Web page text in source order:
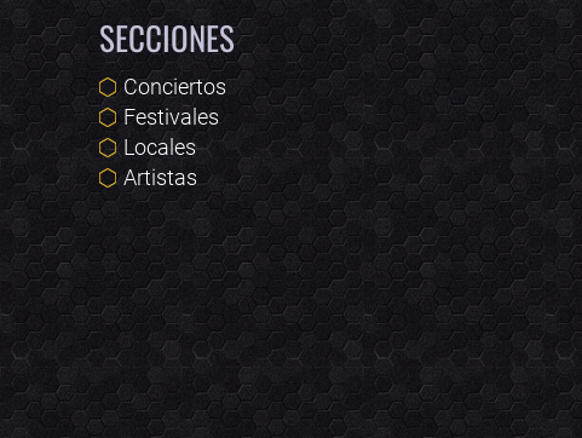
SECCIONES
Conciertos
Festivales
Locales
Artistas